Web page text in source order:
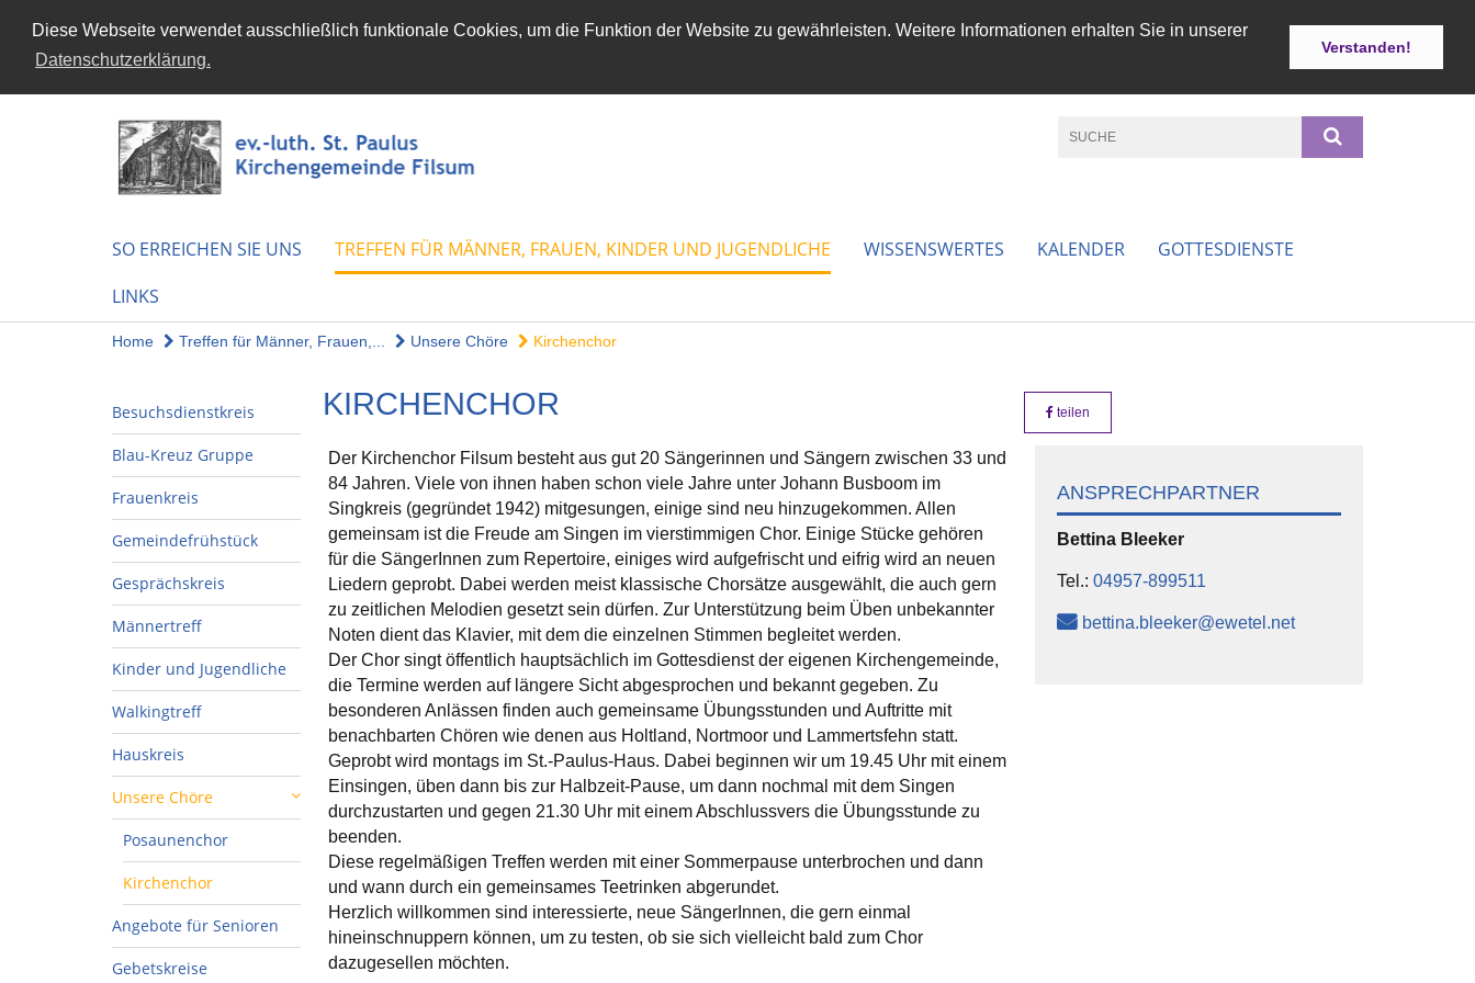
Diese Webseite verwendet ausschließlich funktionale Cookies, um die Funktion der Website zu gewährleisten. Weitere Informationen erhalten Sie in unserer
Datenschutzerklärung.
Verstanden!
SO ERREICHEN SIE UNS TREFFEN FÜR MÄNNER, FRAUEN, KINDER UND JUGENDLICHE WISSENSWERTES KALENDER
GOTTESDIENSTE
LINKS
Home Treffen für Männer, Frauen,... Unsere Chöre Kirchenchor
Besuchsdienstkreis
Blau-Kreuz Gruppe
Frauenkreis
Gemeindefrühstück
Gesprächskreis
Männertreff
Kinder und Jugendliche
Walkingtreff
Hauskreis
Unsere Chöre
Posaunenchor
Kirchenchor
Angebote für Senioren
Gebetskreise
KIRCHENCHOR teilen
Der Kirchenchor Filsum besteht aus gut 20 Sängerinnen und Sängern zwischen 33 und
84 Jahren. Viele von ihnen haben schon viele Jahre unter Johann Busboom im
Singkreis (gegründet 1942) mitgesungen, einige sind neu hinzugekommen. Allen
gemeinsam ist die Freude am Singen im vierstimmigen Chor. Einige Stücke gehören
für die SängerInnen zum Repertoire, einiges wird aufgefrischt und eifrig wird an neuen
Liedern geprobt. Dabei werden meist klassische Chorsätze ausgewählt, die auch gern
zu zeitlichen Melodien gesetzt sein dürfen. Zur Unterstützung beim Üben unbekannter
Noten dient das Klavier, mit dem die einzelnen Stimmen begleitet werden.
Der Chor singt öffentlich hauptsächlich im Gottesdienst der eigenen Kirchengemeinde,
die Termine werden auf längere Sicht abgesprochen und bekannt gegeben. Zu
besonderen Anlässen finden auch gemeinsame Übungsstunden und Auftritte mit
benachbarten Chören wie denen aus Holtland, Nortmoor und Lammertsfehn statt.
Geprobt wird montags im St.-Paulus-Haus. Dabei beginnen wir um 19.45 Uhr mit einem
Einsingen, üben dann bis zur Halbzeit-Pause, um dann nochmal mit dem Singen
durchzustarten und gegen 21.30 Uhr mit einem Abschlussvers die Übungsstunde zu
beenden.
Diese regelmäßigen Treffen werden mit einer Sommerpause unterbrochen und dann
und wann durch ein gemeinsames Teetrinken abgerundet.
Herzlich willkommen sind interessierte, neue SängerInnen, die gern einmal
hineinschnuppern können, um zu testen, ob sie sich vielleicht bald zum Chor
dazugesellen möchten.
ANSPRECHPARTNER
Bettina Bleeker
Tel.: 04957-899511
bettina.bleeker@ewetel.net